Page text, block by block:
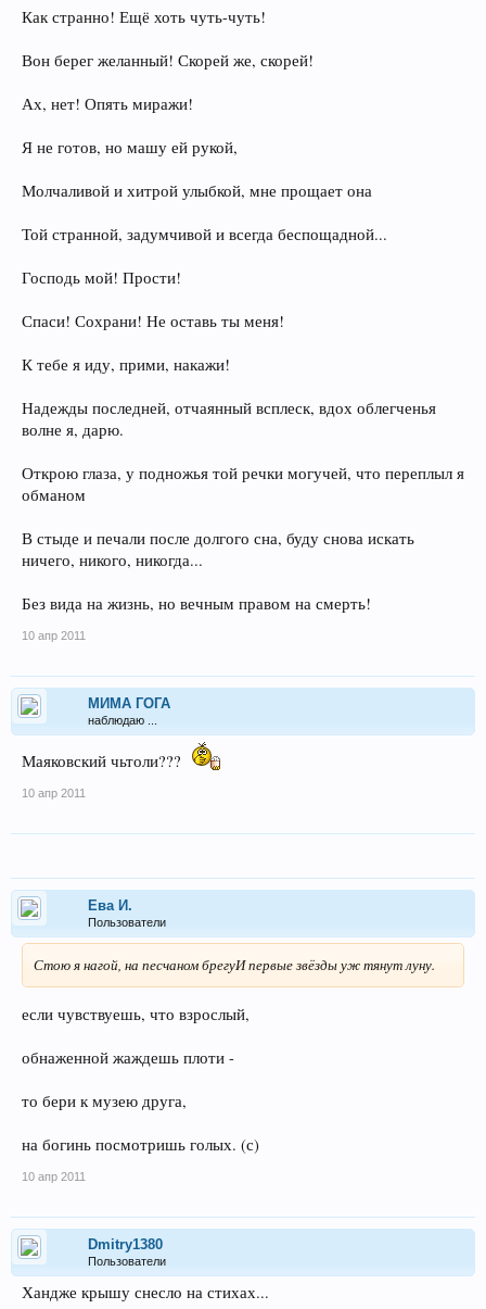
Как странно! Ещё хоть чуть-чуть!
Вон берег желанный! Скорей же, скорей!
Ах, нет! Опять миражи!
Я не готов, но машу ей рукой,
Молчаливой и хитрой улыбкой, мне прощает она
Той странной, задумчивой и всегда беспощадной...
Господь мой! Прости!
Спаси! Сохрани! Не оставь ты меня!
К тебе я иду, прими, накажи!
Надежды последней, отчаянный всплеск, вдох облегченья
волне я, дарю.
Открою глаза, у подножья той речки могучей, что переплыл я
обманом
В стыде и печали после долгого сна, буду снова искать
ничего, никого, никогда...
Без вида на жизнь, но вечным правом на смерть!
10 апр 2011
МИМА ГОГА
наблюдаю ...
Маяковский чьтоли???
10 апр 2011
Ева И.
Пользователи
Стою я нагой, на песчаном брегуИ первые звёзды уж тянут луну.
если чувствуешь, что взрослый,
обнаженной жаждешь плоти -
то бери к музею друга,
на богинь посмотришь голых. (с)
10 апр 2011
Dmitry1380
Пользователи
Хандже крышу снесло на стихах...